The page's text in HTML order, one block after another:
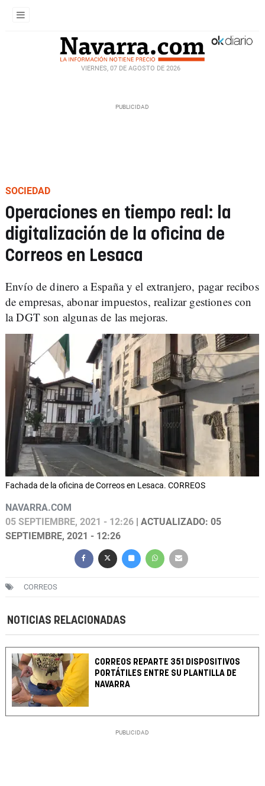
VIERNES, 07 DE AGOSTO DE 2026
SOCIEDAD
Operaciones en tiempo real: la
digitalización de la oficina de
Correos en Lesaca
Envío de dinero a España y el extranjero, pagar recibos
de empresas, abonar impuestos, realizar gestiones con
la DGT son algunas de las mejoras.
Fachada de la oficina de Correos en Lesaca. CORREOS
NAVARRA.COM
05 SEPTIEMBRE, 2021 - 12:26 | ACTUALIZADO: 05
SEPTIEMBRE, 2021 - 12:26
CORREOS
NOTICIAS RELACIONADAS
CORREOS REPARTE 351 DISPOSITIVOS
PORTÁTILES ENTRE SU PLANTILLA DE
NAVARRA